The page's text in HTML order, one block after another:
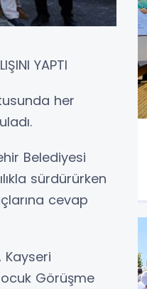
YAPTI
her
Belediyesi
sürdürürken
cevap
Görüşme